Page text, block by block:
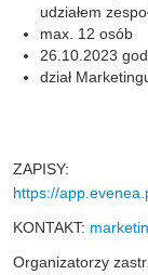
udziałem
max. 12 osób
26.10.2023
dział
ZAPISY:
https://
KONTAKT:
Organizatorzy